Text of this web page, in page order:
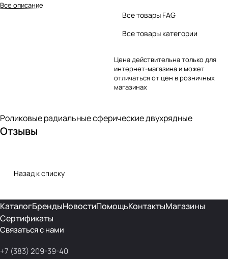
Все описание
Все товары FAG
Все товары категории
Цена действительна только для
интернет-магазина и может
отличаться от цен в розничных
магазинах
Роликовые радиальные сферические двухрядные
Отзывы
Назад к списку
КаталогБрендыНовостиПомощьКонтактыМагазины
Сертификаты
Связаться с нами
+7 (383) 209-39-40